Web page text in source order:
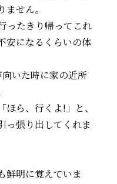
せん。
ったきり帰ってこれ
安になるくらいの体
いた時に家の近所
ら、行くよ!」と、
っ張り出してくれま
鮮明に覚えていま